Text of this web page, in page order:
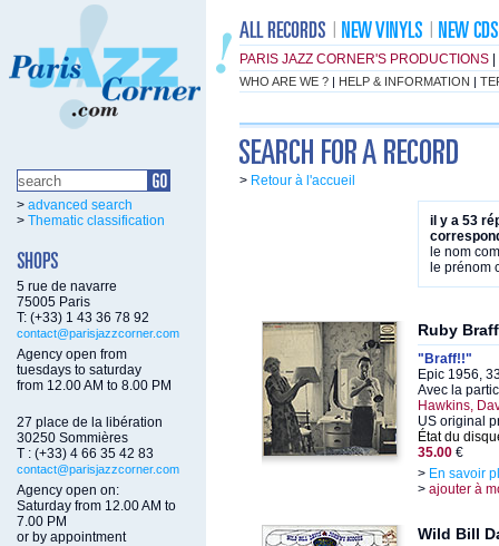
PARIS JAZZ CORNER'S PRODUCTIONS
WHO ARE WE ? | HELP & INFORMATION |
> advanced search
> Thematic classification
5 rue de navarre
75005 Paris
T: (+33) 1 43 36 78 92
contact@parisjazzcorner.com
Agency open from
tuesdays to saturday
from 12.00 AM to 8.00 PM
27 place de la libération
30250 Sommières
T : (+33) 4 66 35 42 83
contact@parisjazzcorner.com
Agency open on:
Saturday from 12.00 AM to
7.00 PM
or by appointment
> Retour à l'accueil
il y a 53
le nom
le prénom
Ruby Braff
"Braff!!"
Epic 1956,
Avec la
Hawkins,
US original
État du
35.00 €
> En savoir
> ajouter à
Wild Bill